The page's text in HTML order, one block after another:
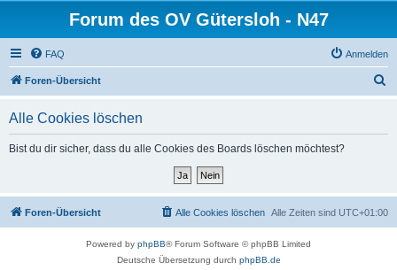
Forum des OV Gütersloh - N47
FAQ Anmelden
Foren-Übersicht
Alle Cookies löschen
Bist du dir sicher, dass du alle Cookies des Boards löschen möchtest?
Foren-Übersicht Alle Zeiten sind UTC+01:00
Alle Cookies löschen
Powered by phpBB® Forum Software © phpBB Limited
Deutsche Übersetzung durch phpBB.de